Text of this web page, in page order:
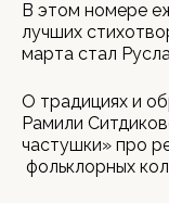
В этом номере
лучших
марта стал
О традициях и
Рамили
частушки» про
фольклорных